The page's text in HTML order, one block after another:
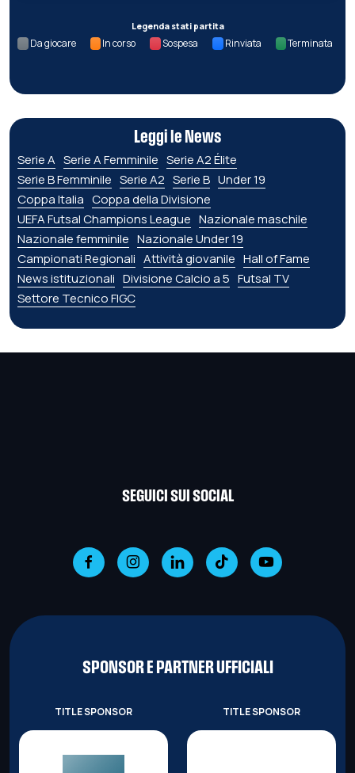
Legenda stati partita
Da giocare In corso Sospesa Rinviata Terminata
Leggi le News
Serie A Serie A Femminile Serie A2 Élite
Serie B Femminile Serie A2 Serie B Under 19
Coppa Italia Coppa della Divisione
UEFA Futsal Champions League Nazionale maschile
Nazionale femminile Nazionale Under 19
Campionati Regionali Attività giovanile Hall of Fame
News istituzionali Divisione Calcio a 5 Futsal TV
Settore Tecnico FIGC
SEGUICI SUI SOCIAL
SPONSOR E PARTNER UFFICIALI
TITLE SPONSOR TITLE SPONSOR